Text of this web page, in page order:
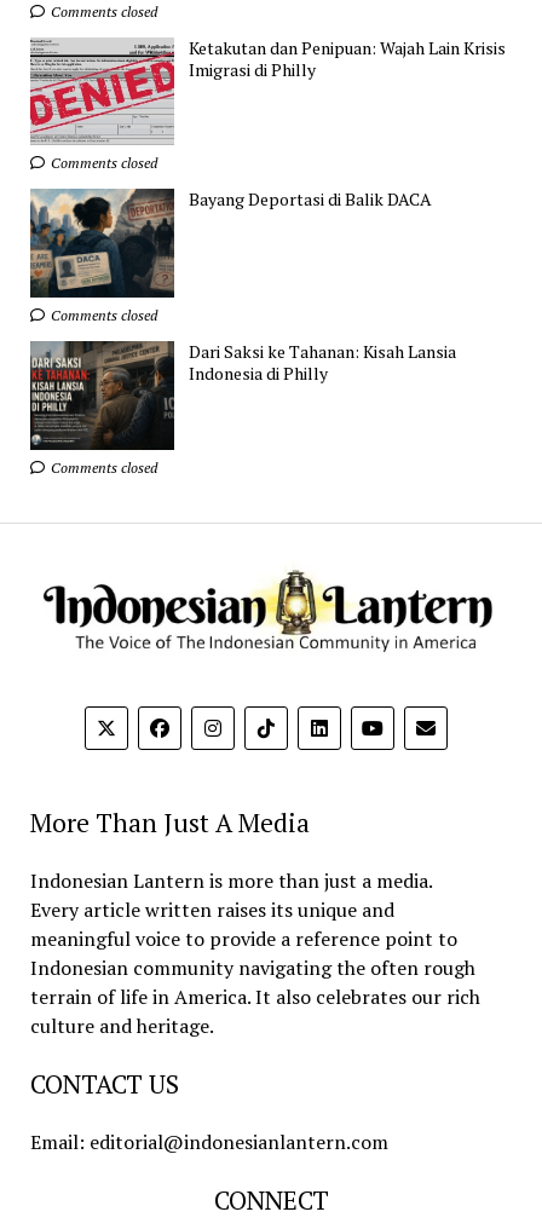
Comments closed
Ketakutan dan Penipuan: Wajah Lain Krisis
Imigrasi di Philly
Comments closed
Bayang Deportasi di Balik DACA
Comments closed
Dari Saksi ke Tahanan: Kisah Lansia
Indonesia di Philly
Comments closed
More Than Just A Media
Indonesian Lantern is more than just a media.
Every article written raises its unique and
meaningful voice to provide a reference point to
Indonesian community navigating the often rough
terrain of life in America. It also celebrates our rich
culture and heritage.
CONTACT US
Email: editorial@indonesianlantern.com
CONNECT